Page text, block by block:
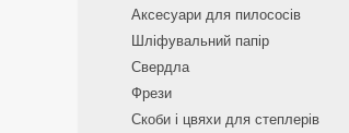
Аксесуари для пилососів
Шліфувальний папір
Свердла
Фрези
Скоби і цвяхи для степлерів